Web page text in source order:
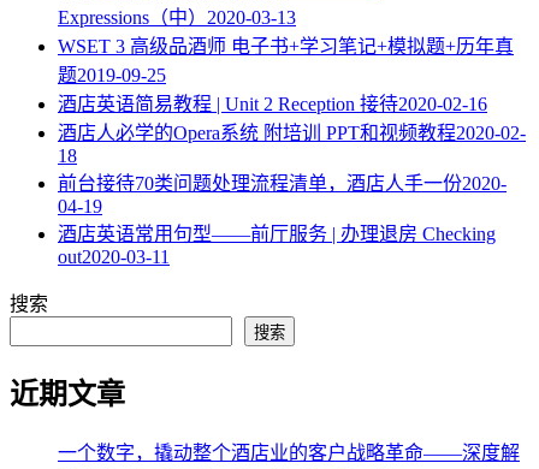
Expressions（中） 2020-03-13
WSET 3 高级品酒师 电子书+学习笔记+模拟题+历年真
题2019-09-25
酒店英语简易教程 | Unit 2 Reception 接待2020-02-16
酒店人必学的Opera系统 附培训 PPT和视频教程2020-02-
18
​前台接待70类问题处理流程清单，酒店人手一份2020-
04-19
酒店英语常用句型——前厅服务 | 办理退房 Checking
out2020-03-11
搜索
搜索
近期文章
一个数字，撬动整个酒店业的客户战略革命——深度解